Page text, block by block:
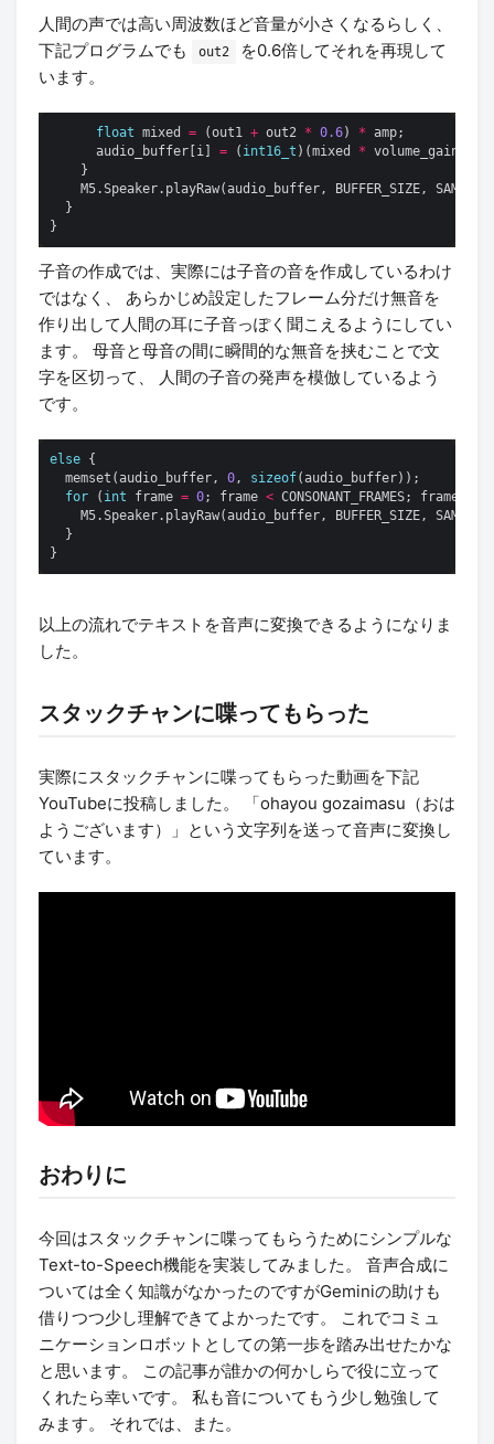
人間の声では高い周波数ほど音量が小さくなるらしく、
下記プログラムでも
out2
を0.6倍してそれを再現して
います。
float mixed = (out1 + out2 * 0.6) *
      audio_buffer[i]
= ( int16_t )(mixed *
M5.Speaker.playRaw(audio_buffer, BUFFER_SIZE,
子音の作成では、実際には子音の音を作成しているわけ
ではなく、 あらかじめ設定したフレーム分だけ無音を
作り出して人間の耳に子音っぽく聞こえるようにしてい
ます。 母音と母音の間に瞬間的な無音を挟むことで文
字を区切って、 人間の子音の発声を模倣しているよう
です。
else
  memset(audio_buffer,
0 , sizeof
for ( int frame = 0; frame < CONSONANT_FRAMES; frame
M5.Speaker.playRaw(audio_buffer, BUFFER_SIZE,
以上の流れでテキストを音声に変換できるようになりま
した。
スタックチャンに喋ってもらった
実際にスタックチャンに喋ってもらった動画を下記
YouTubeに投稿しました。 「ohayou gozaimasu（おは
ようございます）」という文字列を送って音声に変換し
ています。
おわりに
今回はスタックチャンに喋ってもらうためにシンプルな
Text-to-Speech機能を実装してみました。 音声合成に
ついては全く知識がなかったのですがGeminiの助けも
借りつつ少し理解できてよかったです。 これでコミュ
ニケーションロボットとしての第一歩を踏み出せたかな
と思います。 この記事が誰かの何かしらで役に立って
くれたら幸いです。 私も音についてもう少し勉強して
みます。 それでは、また。